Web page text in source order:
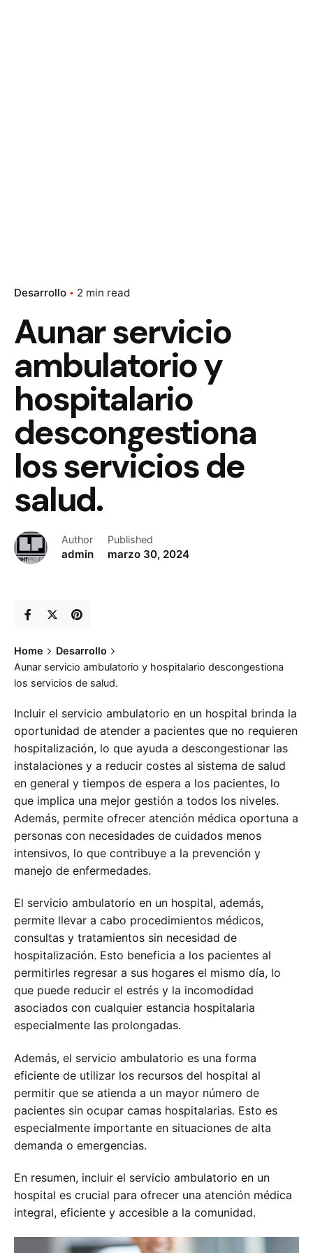
Desarrollo 2 min read
Aunar servicio
ambulatorio y
hospitalario
descongestiona
los servicios de
salud.
Author
admin
Published
marzo 30, 2024
Home
Desarrollo
Aunar servicio ambulatorio y hospitalario descongestiona
los servicios de salud.
Incluir el servicio ambulatorio en un hospital brinda la
oportunidad de atender a pacientes que no requieren
hospitalización, lo que ayuda a descongestionar las
instalaciones y a reducir costes al sistema de salud
en general y tiempos de espera a los pacientes, lo
que implica una mejor gestión a todos los niveles.
Además, permite ofrecer atención médica oportuna a
personas con necesidades de cuidados menos
intensivos, lo que contribuye a la prevención y
manejo de enfermedades.
El servicio ambulatorio en un hospital, además,
permite llevar a cabo procedimientos médicos,
consultas y tratamientos sin necesidad de
hospitalización. Esto beneficia a los pacientes al
permitirles regresar a sus hogares el mismo día, lo
que puede reducir el estrés y la incomodidad
asociados con cualquier estancia hospitalaria
especialmente las prolongadas.
Además, el servicio ambulatorio es una forma
eficiente de utilizar los recursos del hospital al
permitir que se atienda a un mayor número de
pacientes sin ocupar camas hospitalarias. Esto es
especialmente importante en situaciones de alta
demanda o emergencias.
En resumen, incluir el servicio ambulatorio en un
hospital es crucial para ofrecer una atención médica
integral, eficiente y accesible a la comunidad.